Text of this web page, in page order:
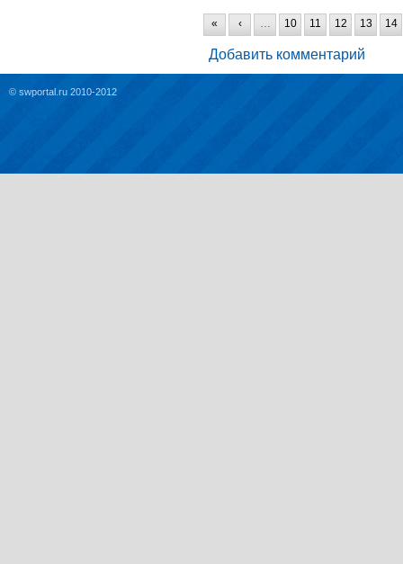
« ‹ … 10 11 12 13 14
Добавить комментарий
© swportal.ru 2010-2012